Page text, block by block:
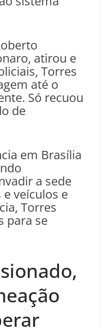
atirou e
Torres
até o
Só recuou
de
em Brasília
a sede
veículos e
Torres
para se